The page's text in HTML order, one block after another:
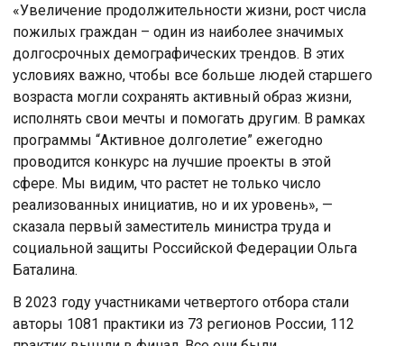
«Увеличение продолжительности жизни, рост числа
пожилых граждан – один из наиболее значимых
долгосрочных демографических трендов. В этих
условиях важно, чтобы все больше людей старшего
возраста могли сохранять активный образ жизни,
исполнять свои мечты и помогать другим. В рамках
программы “Активное долголетие” ежегодно
проводится конкурс на лучшие проекты в этой
сфере. Мы видим, что растет не только число
реализованных инициатив, но и их уровень», —
сказала первый заместитель министра труда и
социальной защиты Российской Федерации Ольга
Баталина.
В 2023 году участниками четвертого отбора стали
авторы 1081 практики из 73 регионов России, 112